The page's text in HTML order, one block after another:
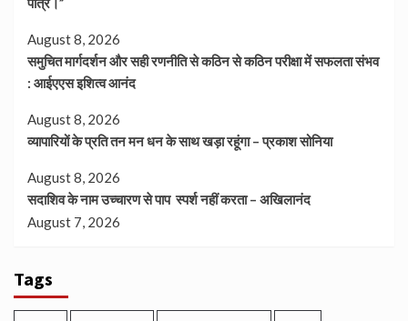
August 8, 2026
समुचित मार्गदर्शन और सही रणनीति से कठिन से कठिन परीक्षा में सफलता संभव
: आईएएस इशित्व आनंद
August 8, 2026
व्यापारियों के प्रति तन मन धन के साथ खड़ा रहूंगा – प्रकाश सोनिया
August 8, 2026
सदाशिव के नाम उच्चारण से पाप स्पर्श नहीं करता – अखिलानंद
August 7, 2026
Tags